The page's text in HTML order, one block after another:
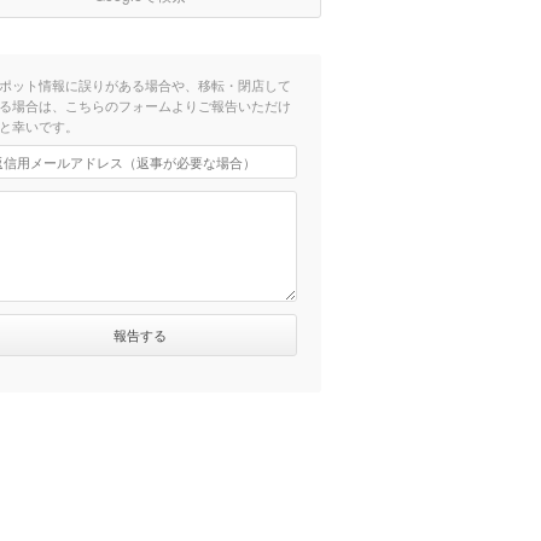
ット情報に誤りがある場合や、移転・閉店して
場合は、こちらのフォームよりご報告いただけ
幸いです。